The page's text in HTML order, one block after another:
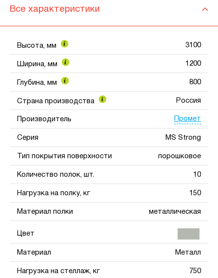
Все характеристики
Высота, мм 3100
Ширина, мм 1200
Глубина, мм 800
Страна производства Россия
Производитель Промет
Серия MS Strong
Тип покрытия поверхности порошковое
Количество полок, шт. 10
Нагрузка на полку, кг 150
Материал полки металлическая
Цвет
Материал Металл
Нагрузка на стеллаж, кг 750